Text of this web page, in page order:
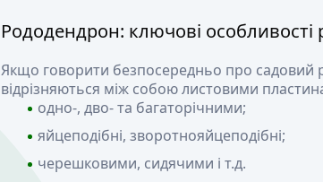
Рододендрон: ключові особливості
Якщо говорити безпосередньо про садовий
відрізняються між собою листовими
одно-, дво- та багаторічними;
яйцеподібні, зворотнояйцеподібні;
черешковими, сидячими і т.д.